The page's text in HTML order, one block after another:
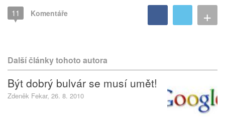
11 Komentáře +
Další články tohoto autora
Být dobrý bulvár se musí umět!
Zdeněk Fekar, 26. 8. 2010